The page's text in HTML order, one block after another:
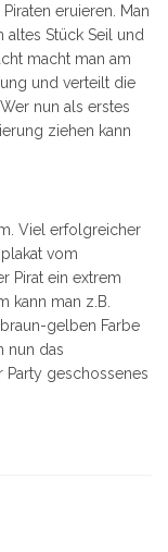
eruieren. Man
Stück Seil und
macht man am
und verteilt die
nun als erstes
ziehen kann
Viel erfolgreicher
vom
Pirat ein extrem
kann man z.B.
gelben Farbe
nun das
Party geschossenes